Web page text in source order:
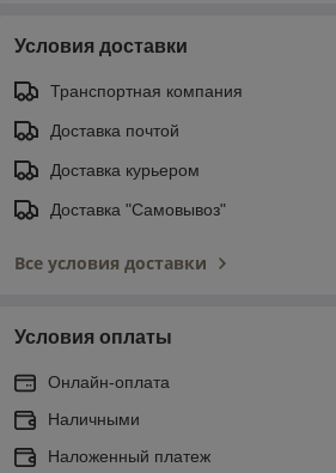
Условия доставки
Транспортная компания
Доставка почтой
Доставка курьером
Доставка "Самовывоз"
Все условия доставки
Условия оплаты
Онлайн-оплата
Наличными
Наложенный платеж